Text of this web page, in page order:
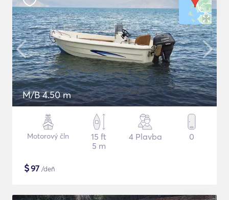
M/B 4.50 m
Motorový čln
15 ft
5 m
4 Plavba 0
$97 /deň